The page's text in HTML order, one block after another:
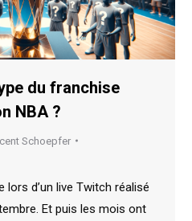
du franchise
NBA ?
Schoepfer
lors d’un live Twitch réalisé
Et puis les mois ont